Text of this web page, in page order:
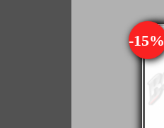
-15%